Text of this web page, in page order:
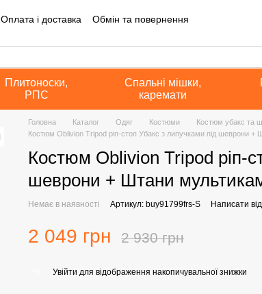
Оплата і доставка
Обмін та повернення
Плитоноски,
РПС
Спальні мішки,
каремати
Головна Каталог Одяг Костюми Костюм убакс та
Костюм Oblivion Tripod ріп-стоп Убакс з липучками під шеврони +
Костюм Oblivion Tripod ріп-
шеврони + Штани
Немає в наявності Артикул: buy91799frs-S Написати
2 049 грн 2 930 грн
Увійти для відображення накопичувальної знижки